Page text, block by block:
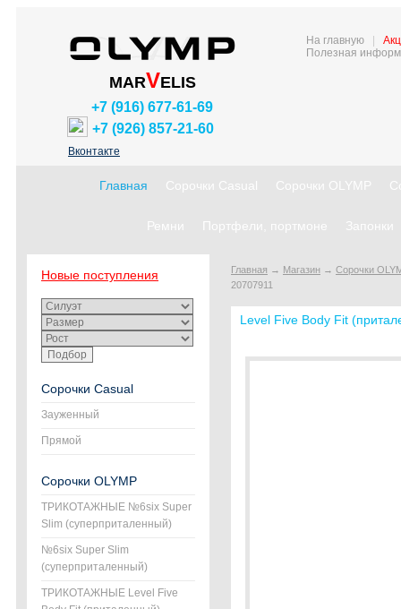
MARVELIS
+7 (916) 677-61-69
+7 (926) 857-21-60
Вконтакте
На главную
Полезная
Главная Сорочки Casual Сорочки OLYMP
Ремни Портфели, портмоне Запонки
Новые поступления
Сорочки Casual
Зауженный
Прямой
Сорочки OLYMP
ТРИКОТАЖНЫЕ №6six Super
Slim (суперприталенный)
№6six Super Slim
(суперприталенный)
ТРИКОТАЖНЫЕ Level Five
Главная → Магазин → Сорочки
20707911
Level Five Body Fit